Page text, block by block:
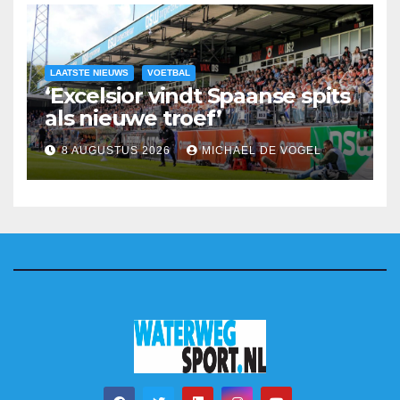
LAATSTE NIEUWS VOETBAL
‘Excelsior vindt Spaanse spits
als nieuwe troef’
8 AUGUSTUS 2026 MICHAEL DE VOGEL